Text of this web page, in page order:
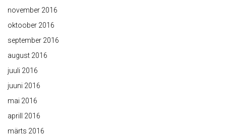
november 2016
oktoober 2016
september 2016
august 2016
juuli 2016
juuni 2016
mai 2016
aprill 2016
märts 2016